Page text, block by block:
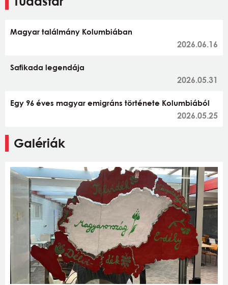
Magyar találmány Kolumbiában
2026.06.16
Safikada legendája
2026.05.31
Egy 96 éves magyar emigráns története Kolumbiából
2026.05.25
Galériák